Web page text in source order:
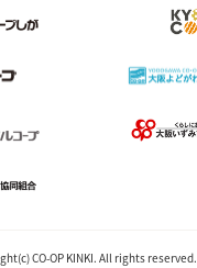
CO-OP KINKI. All rights reserved.